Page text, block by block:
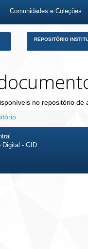
Comunidades e Coleções
REPOSITÓRIO
no repositório de
Digital - GID